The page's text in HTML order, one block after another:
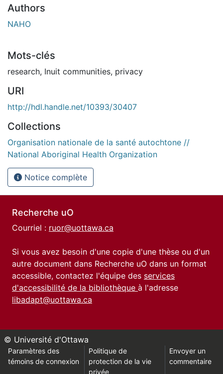
Authors
NAHO
Mots-clés
research, Inuit communities, privacy
URI
http://hdl.handle.net/10393/30407
Collections
Organisation nationale de la santé autochtone //
National Aboriginal Health Organization
Notice complète
Recherche uO
Courriel : ruor@uottawa.ca
Si vous avez besoin d'une copie d'une thèse ou d'un
autre document dans Recherche uO dans un format
accessible, contactez l'équipe des services
d'accessibilité de la bibliothèque à l'adresse
libadapt@uottawa.ca
© Université d'Ottawa
Paramètres des
témoins de connexion
Politique de
protection de la vie
privée
Envoyer un
commentaire